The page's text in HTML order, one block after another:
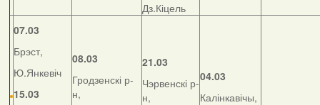
Дз.Кіцель
07.03
Брэст,
Ю.Янкевіч
15.03
08.03
Гродзенскі р-
н,
21.03
Чэрвенскі р-
н,
04.03
Калінкавічы,